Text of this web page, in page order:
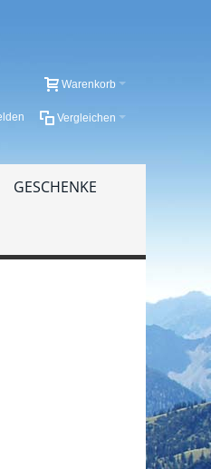
Warenkorb
Vergleichen
GESCHENKE